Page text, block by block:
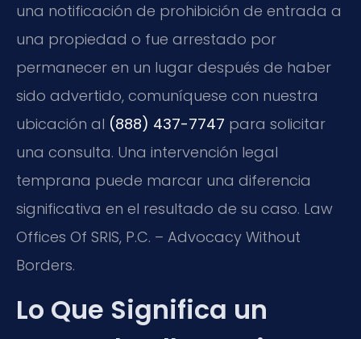
una notificación de prohibición de entrada a
una propiedad o fue arrestado por
permanecer en un lugar después de haber
sido advertido, comuníquese con nuestra
ubicación al (888) 437-7747 para solicitar
una consulta. Una intervención legal
temprana puede marcar una diferencia
significativa en el resultado de su caso. Law
Offices Of SRIS, P.C. – Advocacy Without
Borders.
Lo Que Significa un